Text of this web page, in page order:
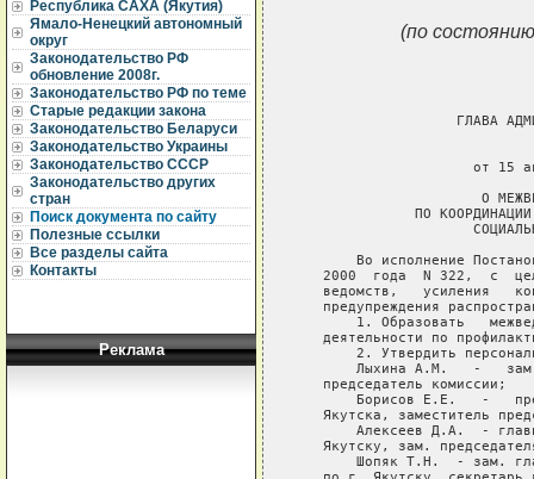
Республика САХА (Якутия)
Ямало-Ненецкий автономный
округ
Законодательство РФ
обновление 2008г.
Законодательство РФ по теме
Старые редакции закона
Законодательство Беларуси
Законодательство Украины
Законодательство СССР
Законодательство других
стран
Поиск документа по сайту
Полезные ссылки
Все разделы сайта
Контакты
Реклама
(по